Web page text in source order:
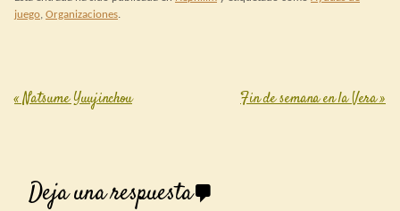
sustituyendo a los elementos
afines al ex-pretor por gente…
juego, Organizaciones.
Post navigation
«Natsume Yuujinchou Fin de semana en la Vera»
Deja una respuesta